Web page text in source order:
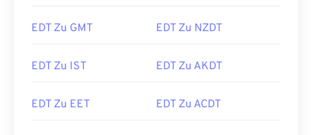
EDT Zu GMT EDT Zu NZDT
EDT Zu IST EDT Zu AKDT
EDT Zu EET EDT Zu ACDT